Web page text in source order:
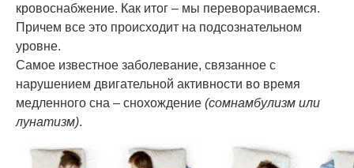
кровоснабжение. Как итог – мы переворачиваемся.
Причем все это происходит на подсознательном
уровне.
Самое известное заболевание, связанное с
нарушением двигательной активности во время
медленного сна – снохождение (сомнамбулизм или
лунатизм).